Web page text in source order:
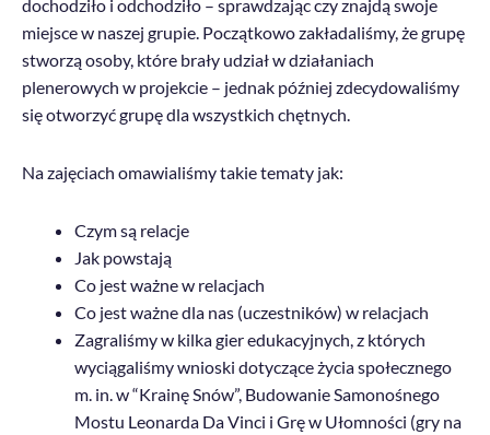
dochodziło i odchodziło – sprawdzając czy znajdą swoje
miejsce w naszej grupie. Początkowo zakładaliśmy, że grupę
stworzą osoby, które brały udział w działaniach
plenerowych w projekcie – jednak później zdecydowaliśmy
się otworzyć grupę dla wszystkich chętnych.
Na zajęciach omawialiśmy takie tematy jak:
Czym są relacje
Jak powstają
Co jest ważne w relacjach
Co jest ważne dla nas (uczestników) w relacjach
Zagraliśmy w kilka gier edukacyjnych, z których
wyciągaliśmy wnioski dotyczące życia społecznego
m. in. w “Krainę Snów”, Budowanie Samonośnego
Mostu Leonarda Da Vinci i Grę w Ułomności (gry na